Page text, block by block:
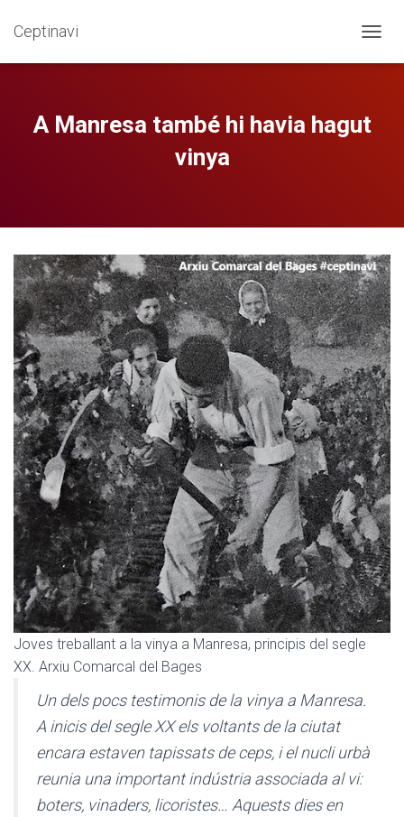
Ceptinavi
A Manresa també hi havia hagut
vinya
Joves treballant a la vinya a Manresa, principis del segle
XX. Arxiu Comarcal del Bages
Un dels pocs testimonis de la vinya a Manresa.
A inicis del segle XX els voltants de la ciutat
encara estaven tapissats de ceps, i el nucli urbà
reunia una important indústria associada al vi:
boters, vinaders, licoristes… Aquests dies en